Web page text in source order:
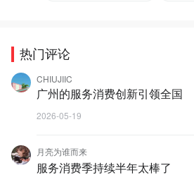
热门评论
CHIUJIIC
广州的服务消费创新引领全国
2026-05-19
月亮为谁而来
服务消费季持续半年太棒了